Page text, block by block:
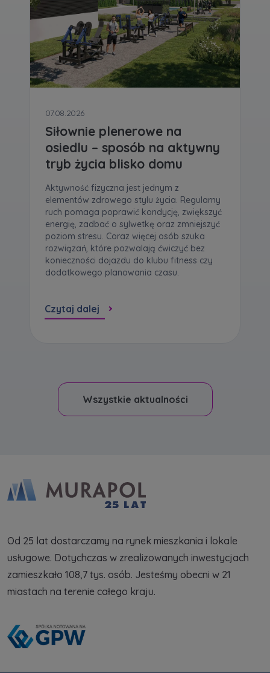
07.08.2026
Siłownie plenerowe na
osiedlu – sposób na aktywny
tryb życia blisko domu
Aktywność fizyczna jest jednym z
elementów zdrowego stylu życia. Regularny
ruch pomaga poprawić kondycję, zwiększyć
energię, zadbać o sylwetkę oraz zmniejszyć
poziom stresu. Coraz więcej osób szuka
rozwiązań, które pozwalają ćwiczyć bez
konieczności dojazdu do klubu fitness czy
dodatkowego planowania czasu.
Czytaj dalej
Wszystkie aktualności
Od 25 lat dostarczamy na rynek mieszkania i lokale
usługowe. Dotychczas w zrealizowanych inwestycjach
zamieszkało 108,7 tys. osób. Jesteśmy obecni w 21
miastach na terenie całego kraju.